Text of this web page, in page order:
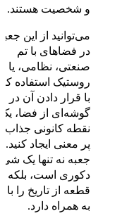
و شخصیت هستند.
می‌توانید از این
در فضاهای با تم
صنعتی، نظامی، یا
روستیک استفاده
با قرار دادن آن در
گوشه‌ای از فضا، یک
نقطه کانونی جذاب
پر معنی ایجاد کنید.
جعبه نه تنها یک
دکوری است، بلکه
قطعه از تاریخ را با
به همراه دارد.